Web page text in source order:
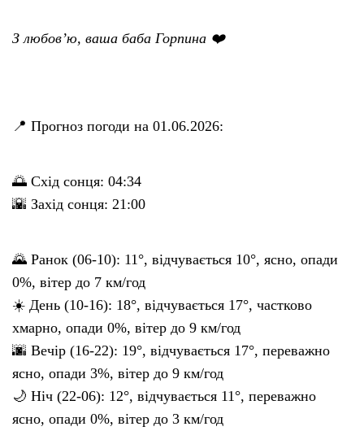
З любов’ю, ваша баба Горпина ❤️
📍 Прогноз погоди на 01.06.2026:
🌅 Схід сонця: 04:34
🌇 Захід сонця: 21:00
🌄 Ранок (06-10): 11°, відчувається 10°, ясно, опади
0%, вітер до 7 км/год
☀️ День (10-16): 18°, відчувається 17°, частково
хмарно, опади 0%, вітер до 9 км/год
🌆 Вечір (16-22): 19°, відчувається 17°, переважно
ясно, опади 3%, вітер до 9 км/год
🌙 Ніч (22-06): 12°, відчувається 11°, переважно
ясно, опади 0%, вітер до 3 км/год